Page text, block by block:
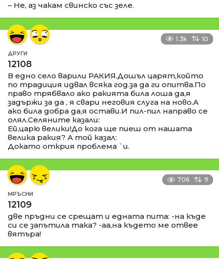
– Не, аз чакам свинско със зеле.
1.3k 10
ДРУГИ
12108
В едно село варили РАКИЯ.Дошъл царят,който
по традиция идвал всяка год.за да ги опитва.По
право трябвало ако ракията била лоша да,я
задържи за да , я свари неговия слуга на ново.А
ако била добра да,я остави.И пил-пил направо се
олял.Селяните казали:
Ей,царю велики!До кога ще пиеш от нашата
велика ракия? А той казал:
Докато открия проблема `и.
706 9
МРЪСНИ
12109
две пръдни се срещат и едната пита: -на къде
си се запътила така? -аа,на където ме отвее
вятъра!